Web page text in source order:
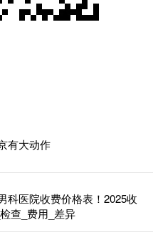
有大动作
科医院收费价格表！2025收
查_费用_差异